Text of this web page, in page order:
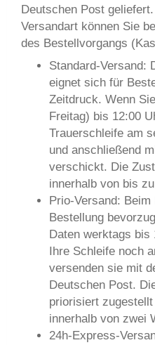
Deutschen Post
Versandart können Sie
des Bestellvorgangs
Standard-Versand:
eignet sich für
Zeitdruck. Wenn
Freitag) bis 12:00
Trauerschleife am
und anschließend
verschickt. Die
innerhalb von bis
Prio-Versand: Beim
Bestellung
Daten werktags bis
Ihre Schleife noch
versenden sie mit
Deutschen Post.
priorisiert
innerhalb von zwei
24h-Express-